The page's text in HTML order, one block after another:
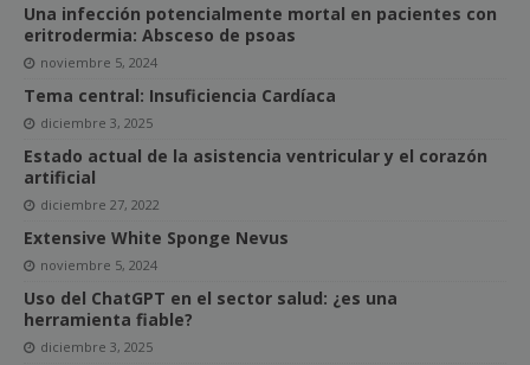
Una infección potencialmente mortal en pacientes con
eritrodermia: Absceso de psoas
noviembre 5, 2024
Tema central: Insuficiencia Cardíaca
diciembre 3, 2025
Estado actual de la asistencia ventricular y el corazón
artificial
diciembre 27, 2022
Extensive White Sponge Nevus
noviembre 5, 2024
Uso del ChatGPT en el sector salud: ¿es una
herramienta fiable?
diciembre 3, 2025